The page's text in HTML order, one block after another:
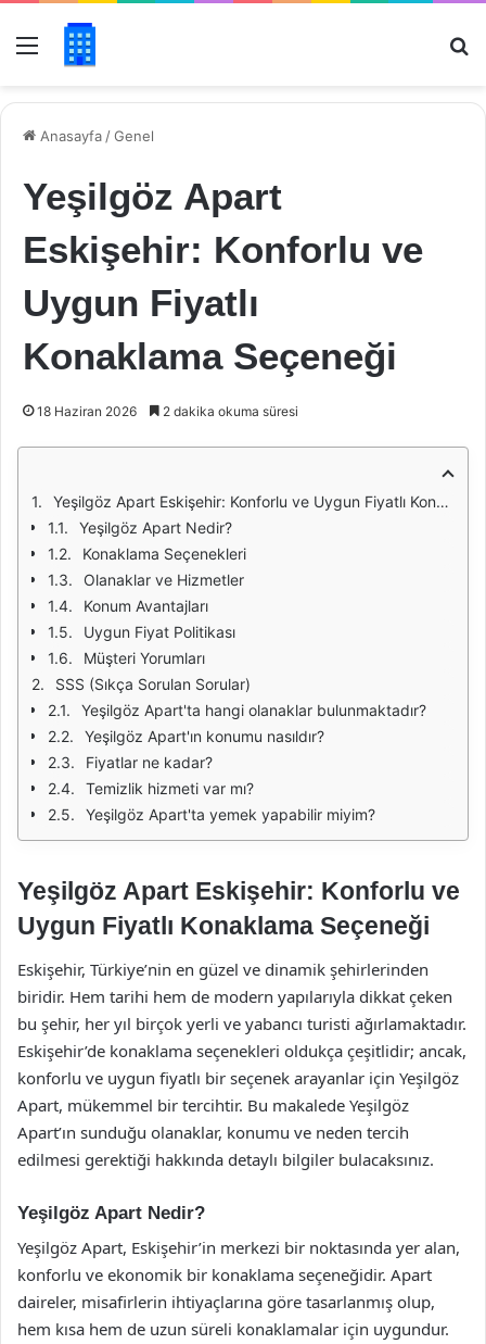
Menü
Anasayfa /Genel
Yeşilgöz Apart
Eskişehir: Konforlu ve
Uygun Fiyatlı
Konaklama Seçeneği
18 Haziran 2026 2 dakika okuma süresi
Yeşilgöz Apart Eskişehir: Konforlu ve Uygun Fiyatlı Konaklama Seçeneği
Yeşilgöz Apart Nedir?
Konaklama Seçenekleri
Olanaklar ve Hizmetler
Konum Avantajları
Uygun Fiyat Politikası
Müşteri Yorumları
SSS (Sıkça Sorulan Sorular)
Yeşilgöz Apart'ta hangi olanaklar bulunmaktadır?
Yeşilgöz Apart'ın konumu nasıldır?
Fiyatlar ne kadar?
Temizlik hizmeti var mı?
Yeşilgöz Apart'ta yemek yapabilir miyim?
Yeşilgöz Apart Eskişehir: Konforlu ve
Uygun Fiyatlı Konaklama Seçeneği
Eskişehir, Türkiye’nin en güzel ve dinamik şehirlerinden
biridir. Hem tarihi hem de modern yapılarıyla dikkat çeken
bu şehir, her yıl birçok yerli ve yabancı turisti ağırlamaktadır.
Eskişehir’de konaklama seçenekleri oldukça çeşitlidir; ancak,
konforlu ve uygun fiyatlı bir seçenek arayanlar için Yeşilgöz
Apart, mükemmel bir tercihtir. Bu makalede Yeşilgöz
Apart’ın sunduğu olanaklar, konumu ve neden tercih
edilmesi gerektiği hakkında detaylı bilgiler bulacaksınız.
Yeşilgöz Apart Nedir?
Yeşilgöz Apart, Eskişehir’in merkezi bir noktasında yer alan,
konforlu ve ekonomik bir konaklama seçeneğidir. Apart
daireler, misafirlerin ihtiyaçlarına göre tasarlanmış olup,
hem kısa hem de uzun süreli konaklamalar için uygundur.